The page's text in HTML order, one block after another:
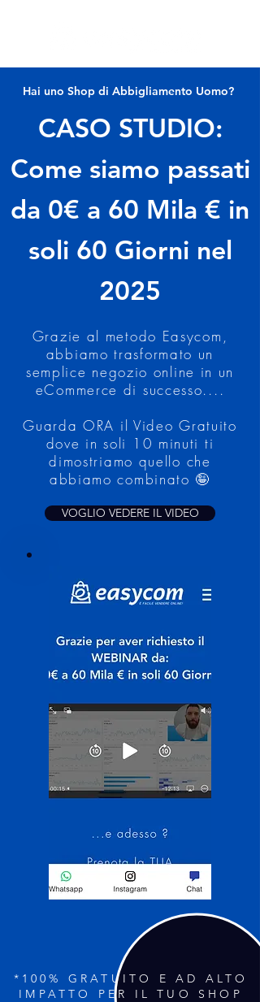
Hai uno Shop di Abbigliamento Uomo?
CASO STUDIO:
Come siamo passati
da 0€ a 60 Mila € in
soli 60 Giorni nel
2025
Grazie al metodo Easycom,
abbiamo trasformato un
semplice negozio online in un
eCommerce di successo....
Guarda ORA il Video Gratuito
dove in soli 10 minuti ti
dimostriamo quello che
abbiamo combinato 🤪
VOGLIO VEDERE IL VIDEO
*100% GRATUITO E AD ALTO
IMPATTO PER IL TUO SHOP